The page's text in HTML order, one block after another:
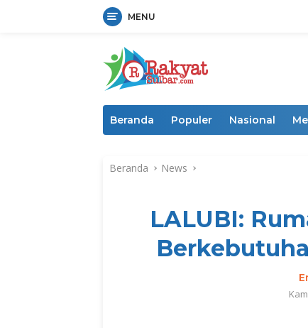
MENU
Beranda Populer Nasional
Beranda News
LALUBI: